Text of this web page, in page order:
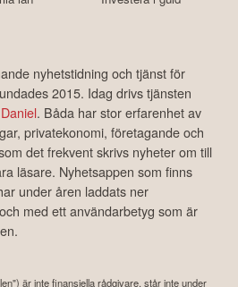
nyhetstidning och tjänst för
2015. Idag drivs tjänsten
Daniel. Båda har stor erfarenhet av
privatekonomi, företagande och
det frekvent skrivs nyheter om till
läsare. Nyhetsappen som finns
under åren laddats ner
med ett användarbetyg som är
är inte finansiella rådgivare, står inte under